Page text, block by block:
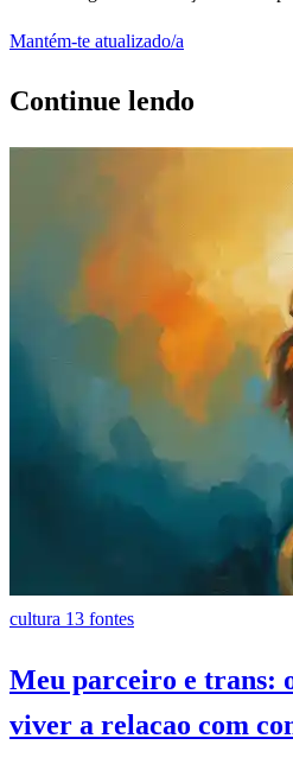
Mantém-te atualizado/a
Continue lendo
cultura 13 fontes
Meu parceiro e trans:
viver a relacao com